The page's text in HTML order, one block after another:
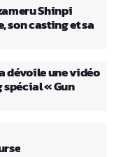
Shinpi
son casting et sa
dévoile une vidéo
« Gun